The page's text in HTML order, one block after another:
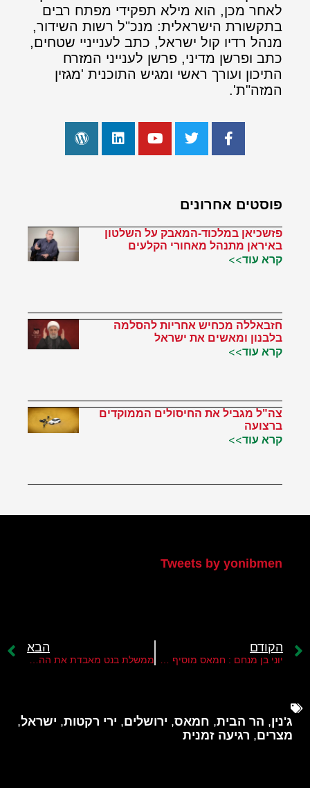
לאחר מכן, הוא מילא תפקידי מפתח רבים
בתקשורת הישראלית: מנכ"ל רשות השידור,
מנהל רדיו קול ישראל, כתב לענייניי שטחים,
כתב ופרשן מדיני, פרשן לענייני המזרח
התיכון ועורך ראשי ומגיש התוכנית 'מגזין
המזה"ת'.
פוסטים אחרונים
פזשכיאן במלכוד-המאבק על השלטון
באיראן מתנהל מאחורי הקלעים
קרא עוד>>
חזבאללה מכחיש אחריות להסלמה
בלבנון ומאשים את ישראל
קרא עוד>>
צה"ל מגביל את החיסולים הממוקדים
ברצועה
קרא עוד>>
Tweets by yonibmen
הקודם הבא
ג'נין, הר הבית, חמאס, ירושלים, ירי רקטות, ישראל,
מצרים, רגיעה זמנית